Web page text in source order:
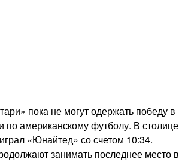
пока не могут одержать победу в
по американскому футболу. В столице
«Юнайтед» со счетом 10:34.
занимать последнее место в